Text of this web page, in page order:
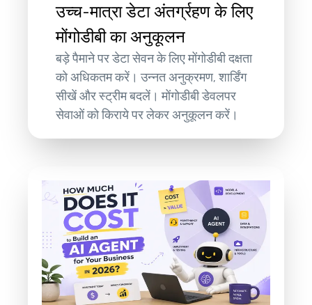
उच्च-मात्रा डेटा अंतर्ग्रहण के लिए
मोंगोडीबी का अनुकूलन
बड़े पैमाने पर डेटा सेवन के लिए मोंगोडीबी दक्षता
को अधिकतम करें। उन्नत अनुक्रमण, शार्डिंग
सीखें और स्ट्रीम बदलें। मोंगोडीबी डेवलपर
सेवाओं को किराये पर लेकर अनुकूलन करें।